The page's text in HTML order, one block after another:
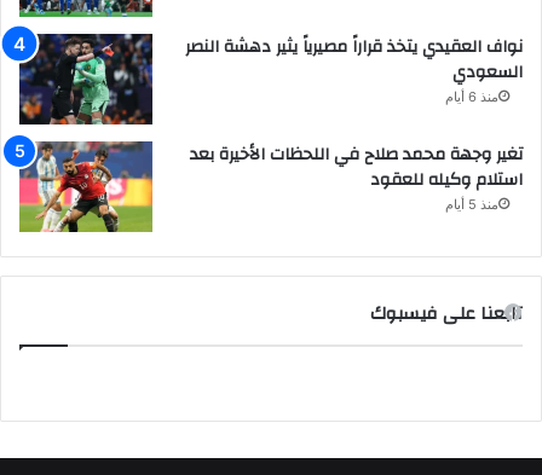
نواف العقيدي يتخذ قراراً مصيرياً يثير دهشة النصر
السعودي
منذ 6 أيام
تغير وجهة محمد صلاح في اللحظات الأخيرة بعد
استلام وكيله للعقود
منذ 5 أيام
تابعنا على فيسبوك